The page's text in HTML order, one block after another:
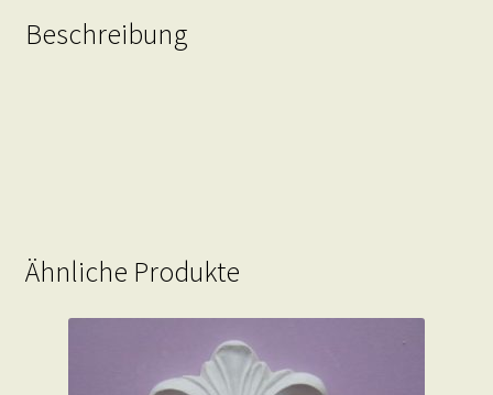
Beschreibung
Ähnliche Produkte